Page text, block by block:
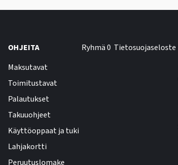
OHJEITA
Maksutavat
Toimitustavat
Palautukset
Takuuohjeet
Käyttöoppaat ja tuki
Lahjakortti
Peruutuslomake
Ryhmä 0 Tietosuojaseloste